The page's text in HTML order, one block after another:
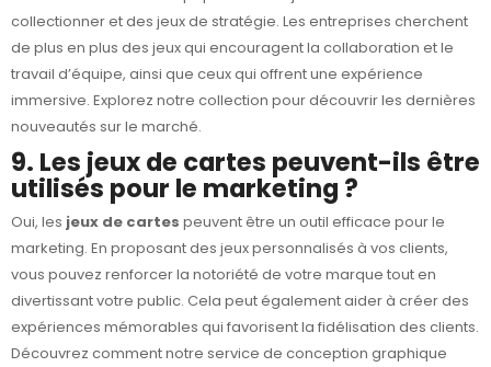
collectionner et des jeux de stratégie. Les entreprises cherchent
de plus en plus des jeux qui encouragent la collaboration et le
travail d’équipe, ainsi que ceux qui offrent une expérience
immersive. Explorez notre collection pour découvrir les dernières
nouveautés sur le marché.
9. Les jeux de cartes peuvent-ils être
utilisés pour le marketing ?
Oui, les jeux de cartes peuvent être un outil efficace pour le
marketing. En proposant des jeux personnalisés à vos clients,
vous pouvez renforcer la notoriété de votre marque tout en
divertissant votre public. Cela peut également aider à créer des
expériences mémorables qui favorisent la fidélisation des clients.
Découvrez comment notre service de conception graphique